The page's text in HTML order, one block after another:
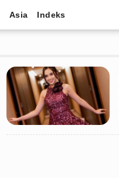
Asia Indeks